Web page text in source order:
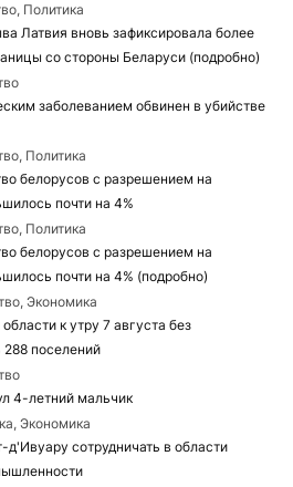
Политика
Латвия вновь зафиксировала более
со стороны Беларуси (подробно)
заболеванием обвинен в убийстве
Политика
белорусов с разрешением на
почти на 4%
Политика
белорусов с разрешением на
почти на 4% (подробно)
Экономика
к утру 7 августа без
288 поселений
4-летний мальчик
Экономика
сотрудничать в области